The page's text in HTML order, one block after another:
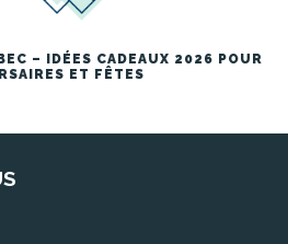
– IDÉES CADEAUX 2026 POUR
ET FÊTES